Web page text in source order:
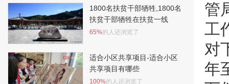
管
工
对
年
1800名扶贫干部牺牲,1800名
扶贫干部牺牲在扶贫一线
65%的人还浏览了
适合小区共享项目-适合小区
共享项目有哪些
100%的人还浏览了